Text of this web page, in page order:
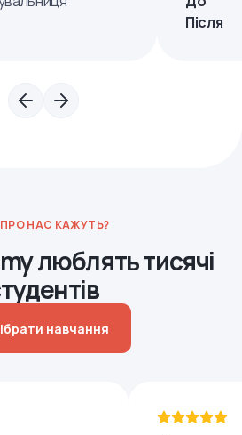
Після
НАС КАЖУТЬ?
люблять тисячі
навчання